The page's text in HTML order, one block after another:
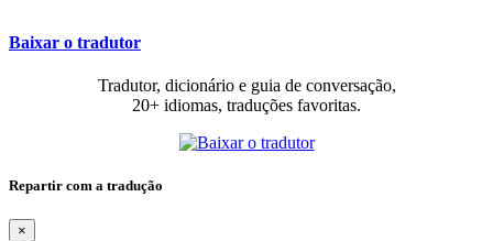
Baixar o tradutor
Tradutor, dicionário e guia de conversação,
20+ idiomas, traduções favoritas.
Repartir com a tradução
×